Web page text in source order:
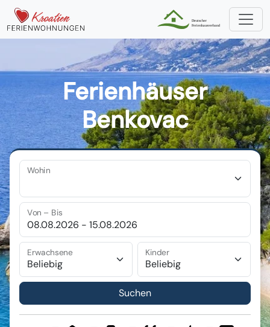
Ferienhäuser
Benkovac
Wohin
Von – Bis
Erwachsene Kinder